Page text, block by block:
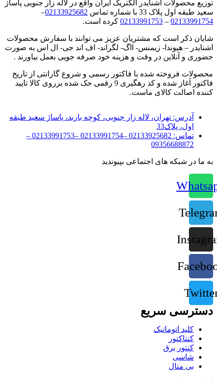
توزیع محصولات اشنایدر الکتریک ایران واقع در لاله زار جنوبی پاساژ
سعید طبقه اول پلاک 33 با شماره تماس
02133925682
–
02133991754
–
02133991753 کرده است.
شایان ذکر است که مشتریان عزیز می توانند با سفارش محصولات
اشنایدر – هیوندا- زیمنس- ااگ- لگراند- اف اند جی- ال اس به صورت
حضوری و آنلاین در وقت و هزینه خود صرفه جویی بعمل بیاورند .
محصولات فروخته شده با فاکتور رسمی و شروع گارانتی از تاریخ
فاکتور آغاز شده و کد رهگیری 9 رقمی حک شده برروی کالا تایید
کننده اصالت کالای ماست.
آدرس: تهران، لاله زار جنوبی، کوچه باربد، پاساژ سعید طبقه
اول، پلاک33
تماس:
02133925682 –02133991754 –02133991753 –
09356688872
به ما در شبکه های اجتماعی بپیوندید
دسترسی سریع
کلید اتوماتیک
کنتاکتور
کنتور برق
شاسی
بی متال